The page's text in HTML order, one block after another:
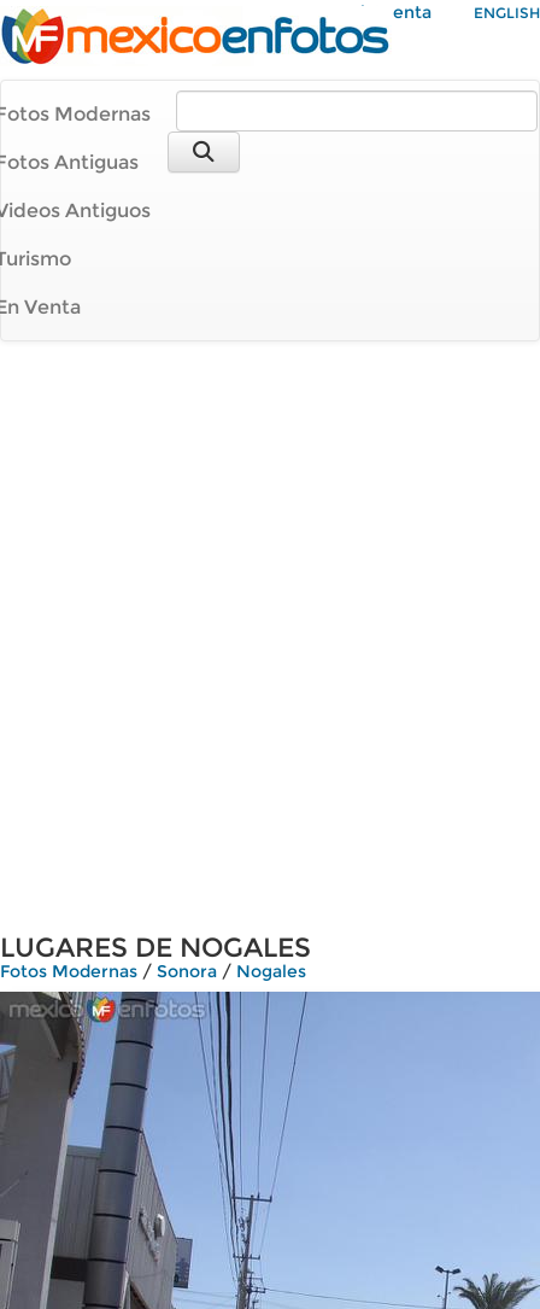
Mi Cuenta ENGLISH
Modernas
Antiguas
Antiguos
Venta
LUGARES DE NOGALES
Fotos Modernas / Sonora / Nogales